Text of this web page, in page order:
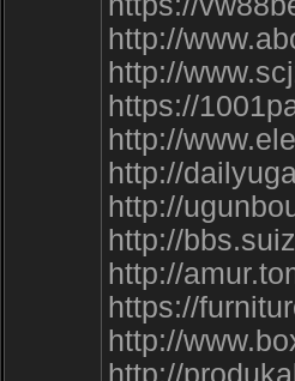
http://
http://
https://
http://
http://
http://
http://
http://
https://
http://
http://